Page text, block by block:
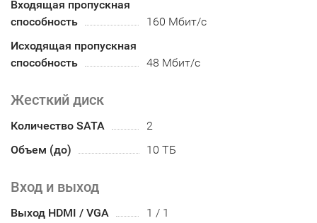
Входящая пропускная
способность
160 Мбит/с
Исходящая пропускная
способность
48 Мбит/с
Жесткий диск
Количество SATA
2
Объем (до)
10 ТБ
Вход и выход
Выход HDMI / VGA
1 / 1